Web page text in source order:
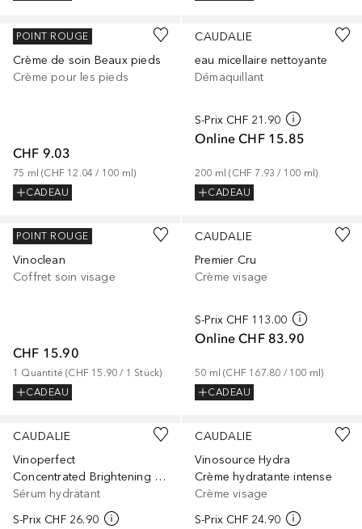
CAUDALIE
Crème de soin Beaux pieds
Crème pour les pieds
CHF 9.03
75 ml (CHF 12.04 / 100 ml)
CADEAU
POINT ROUGE
CAUDALIE
eau micellaire nettoyante
Démaquillant
S-Prix CHF 21.90
Online CHF 15.85
200 ml (CHF 7.93 / 100 ml)
CADEAU
CAUDALIE
Vinoclean
Coffret soin visage
CHF 15.90
1 Quantité (CHF 15.90 / 1 Stück)
CADEAU
POINT ROUGE
CAUDALIE
Premier Cru
Crème visage
S-Prix CHF 113.00
Online CHF 83.90
50 ml (CHF 167.80 / 100 ml)
CADEAU
CAUDALIE
Vinoperfect
Concentrated Brightening Glycolic Essence
Sérum hydratant
S-Prix CHF 26.90
CAUDALIE
Vinosource Hydra
Crème hydratante intense
Crème visage
S-Prix CHF 24.90